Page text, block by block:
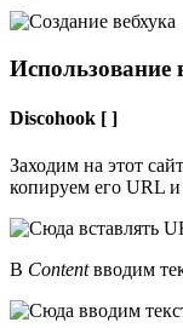
Использование
Discohook [ ]
Заходим на этот
копируем его URL и
В Contentвводим